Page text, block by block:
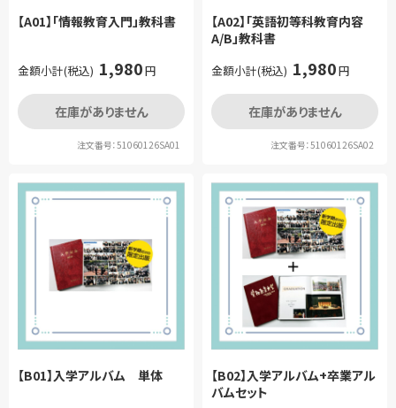
【A01】「情報教育入門」教科書
金額小計(税込) 1,980円
在庫がありません
注文番号：51060126SA01
【A02】「英語初等科教育内容
A/B」教科書
金額小計(税込) 1,980円
在庫がありません
注文番号：51060126SA02
【B01】入学アルバム 単体
【B02】入学アルバム+卒業アル
バムセット